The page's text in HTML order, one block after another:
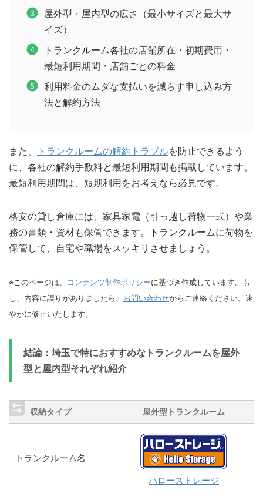
屋外型・屋内型の広さ（最小サイズと最大サ
イズ）
トランクルーム各社の店舗所在・初期費用・
最短利用期間・店舗ごとの料金
利用料金のムダな支払いを減らす申し込み方
法と解約方法
また、 トランクルームの解約トラブルを防止できるよう
に、各社の解約手数料と最短利用期間も掲載しています。
最短利用期間は、短期利用をお考えなら必見です。
格安の貸し倉庫には、家具家電（引っ越し荷物一式）や業
務の書類・資材も保管できます。トランクルームに荷物を
保管して、自宅や職場をスッキリさせましょう。
※このページは、 コンテンツ制作ポリシーに基づき作成しています。も
し、内容に誤りがありましたら、 お問い合わせからご連絡ください。速
やかに修正いたします。
結論：埼玉で特におすすめなトランクルームを屋外
型と屋内型それぞれ紹介
収納タイプ 屋外型トランクルーム
トランクルーム名
ハローストレージ